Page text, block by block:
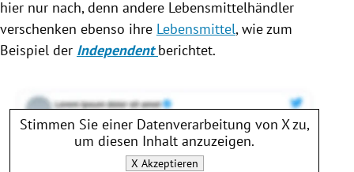
hier nur nach, denn andere Lebensmittelhändler
verschenken ebenso ihre Lebensmittel, wie zum
Beispiel der Independentberichtet.
Stimmen Sie einer Datenverarbeitung von Xzu,
um diesen Inhalt anzuzeigen.
X Akzeptieren